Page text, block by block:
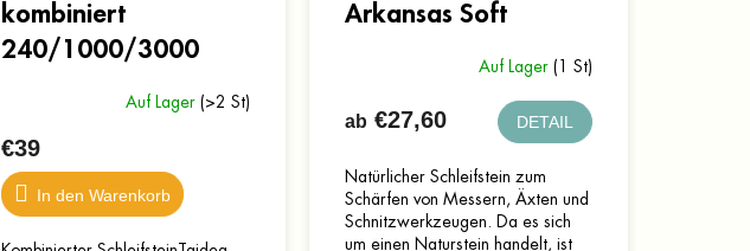
kombiniert
240/1000/3000
Auf Lager (>2 St)
€39
In den Warenkorb
Arkansas Soft
Auf Lager (1 St)
ab €27,60 DETAIL
Natürlicher Schleifstein zum
Schärfen von Messern, Äxten und
Schnitzwerkzeugen. Da es sich
um einen Naturstein handelt, ist